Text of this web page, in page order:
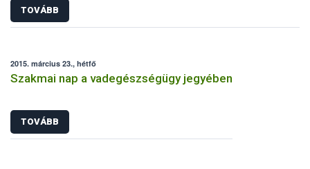
TOVÁBB
2015. március 23., hétfő
Szakmai nap a vadegészségügy jegyében
TOVÁBB